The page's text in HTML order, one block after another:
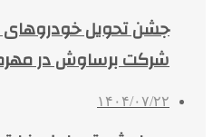
جشن تحویل خودروهای
شرکت برساوش در
۱۴۰۴/۰۷/۲۲